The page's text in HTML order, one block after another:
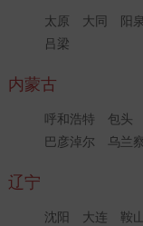
太原 大同 阳泉
吕梁
内蒙古
呼和浩特 包头
巴彦淖尔
乌兰
辽宁
沈阳 大连 鞍山